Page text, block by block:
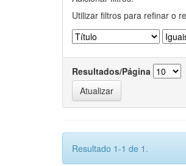
Utilizar filtros para refinar o
Resultados/Página
Resultado 1-1 de 1.